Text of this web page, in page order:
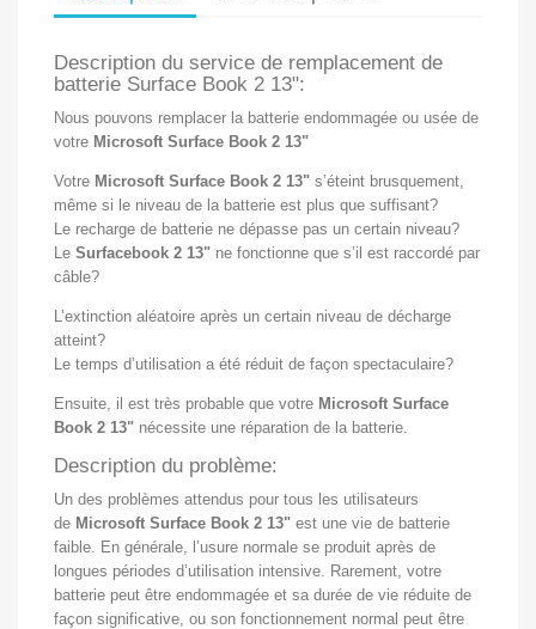
Description du service de remplacement de
batterie Surface Book 2 13":
Nous pouvons remplacer la batterie endommagée ou usée de
votre Microsoft Surface Book 2 13"
Votre Microsoft Surface Book 2 13" s’éteint brusquement,
même si le niveau de la batterie est plus que suffisant?
Le recharge de batterie ne dépasse pas un certain niveau?
Le Surfacebook 2 13" ne fonctionne que s’il est raccordé par
câble?
L’extinction aléatoire après un certain niveau de décharge
atteint?
Le temps d’utilisation a été réduit de façon spectaculaire?
Ensuite, il est très probable que votre Microsoft Surface
Book 2 13" nécessite une réparation de la batterie.
Description du problème:
Un des problèmes attendus pour tous les utilisateurs
de Microsoft Surface Book 2 13" est une vie de batterie
faible. En générale, l’usure normale se produit après de
longues périodes d’utilisation intensive. Rarement, votre
batterie peut être endommagée et sa durée de vie réduite de
façon significative, ou son fonctionnement normal peut être